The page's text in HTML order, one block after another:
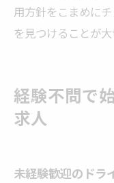
用方針をこまめに
を見つけることが大
経験不問で
求人
未経験歓迎のドラ